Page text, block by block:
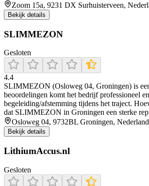
Zoom 15a, 9231 DX Surhuisterveen,
Bekijk details
SLIMMEZON
Gesloten
4.4
SLIMMEZON (Osloweg 04, Groningen) is
beoordelingen komt het bedrijf professioneel
begeleiding/afstemming tijdens het traject.
dat SLIMMEZON in Groningen een sterke
Osloweg 04, 9732BL Groningen, Nederland
Bekijk details
LithiumAccus.nl
Gesloten